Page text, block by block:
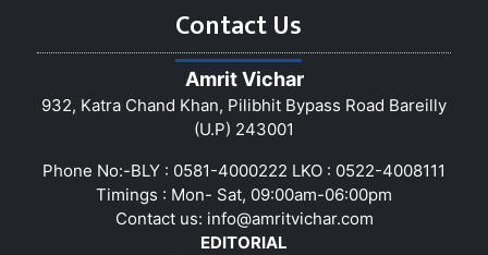
Contact Us
Amrit Vichar
932, Katra Chand Khan, Pilibhit Bypass Road Bareilly
(U.P) 243001
Phone No:-BLY : 0581-4000222 LKO : 0522-4008111
Timings : Mon- Sat, 09:00am-06:00pm
Contact us: info@amritvichar.com
EDITORIAL